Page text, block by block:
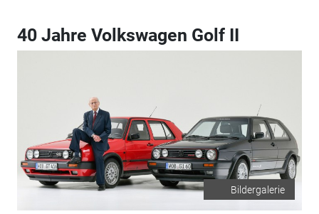
40 Jahre Volkswagen Golf II
Bildergalerie